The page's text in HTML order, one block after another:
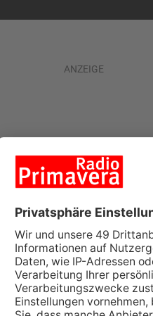
ANZEIGE
sollen
KREIS